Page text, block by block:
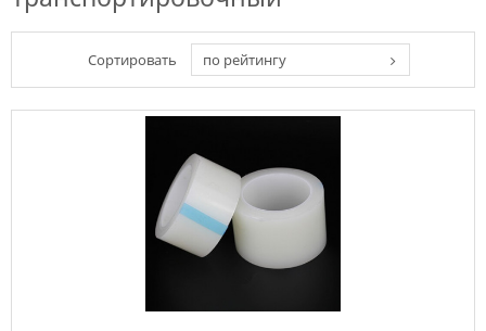
Сортировать по рейтингу